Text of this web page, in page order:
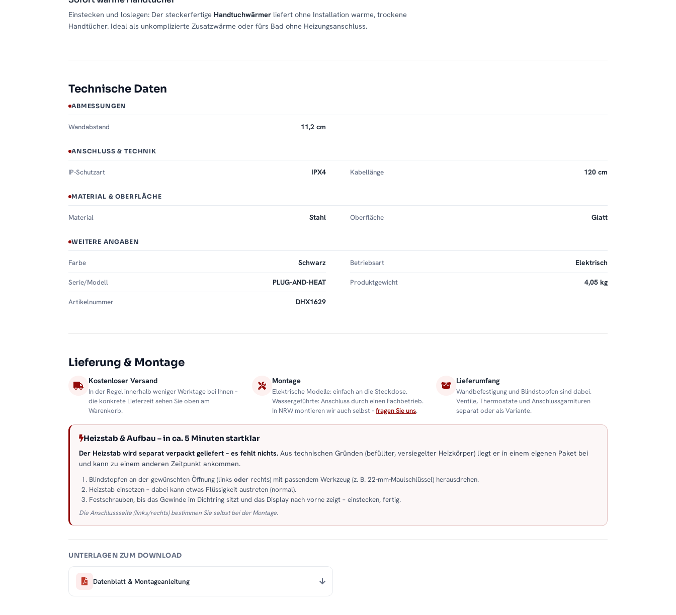
Einstecken und loslegen: Der steckerfertige Handtuchwärmer liefert ohne Installation warme, trockene
Handtücher. Ideal als unkomplizierte Zusatzwärme oder fürs Bad ohne Heizungsanschluss.
Technische Daten
ABMESSUNGEN
Wandabstand 11,2 cm
ANSCHLUSS & TECHNIK
IP-Schutzart IPX4 Kabellänge 120 cm
MATERIAL & OBERFLÄCHE
Material Stahl Oberfläche Glatt
WEITERE ANGABEN
Farbe Schwarz Betriebsart Elektrisch
Serie/Modell PLUG-AND-HEAT Produktgewicht 4,05 kg
Artikelnummer DHX1629
Lieferung & Montage
Kostenloser Versand
In der Regel innerhalb weniger Werktage bei Ihnen –
die konkrete Lieferzeit sehen Sie oben am
Warenkorb.
Montage
Elektrische Modelle: einfach an die Steckdose.
Wassergeführte: Anschluss durch einen Fachbetrieb.
In NRW montieren wir auch selbst –fragen Sie uns.
Lieferumfang
Wandbefestigung und Blindstopfen sind dabei.
Ventile, Thermostate und Anschlussgarnituren
separat oder als Variante.
Heizstab & Aufbau – in ca. 5 Minuten startklar
Der Heizstab wird separat verpackt geliefert – es fehlt nichts. Aus technischen Gründen (befüllter, versiegelter Heizkörper) liegt er in einem eigenen Paket bei
und kann zu einem anderen Zeitpunkt ankommen.
Blindstopfen an der gewünschten Öffnung (links oder rechts) mit passendem Werkzeug (z. B. 22-mm-Maulschlüssel) herausdrehen.
Heizstab einsetzen – dabei kann etwas Flüssigkeit austreten (normal).
Festschrauben, bis das Gewinde im Dichtring sitzt und das Display nach vorne zeigt – einstecken, fertig.
Die Anschlussseite (links/rechts) bestimmen Sie selbst bei der Montage.
UNTERLAGEN ZUM DOWNLOAD
Datenblatt & Montageanleitung